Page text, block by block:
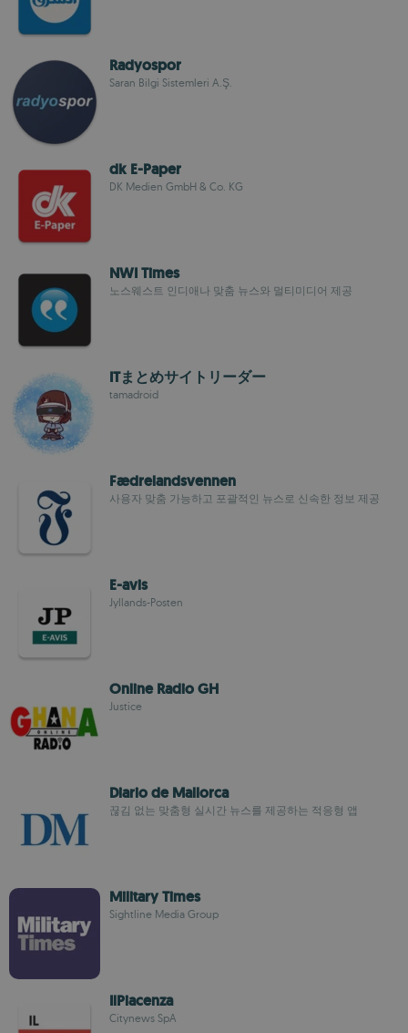
Radyospor
Saran Bilgi Sistemleri A.Ş.
dk E-Paper
DK Medien GmbH & Co. KG
NWI Times
노스웨스트 인디애나 맞춤 뉴스와 멀티미디어 제공
ITまとめサイトリーダー
tamadroid
Fædrelandsvennen
사용자 맞춤 가능하고 포괄적인 뉴스로 신속한 정보 제공
E-avis
Jyllands-Posten
Online Radio GH
Justice
Diario de Mallorca
끊김 없는 맞춤형 실시간 뉴스를 제공하는 적응형 앱
Military Times
Sightline Media Group
IlPiacenza
Citynews SpA